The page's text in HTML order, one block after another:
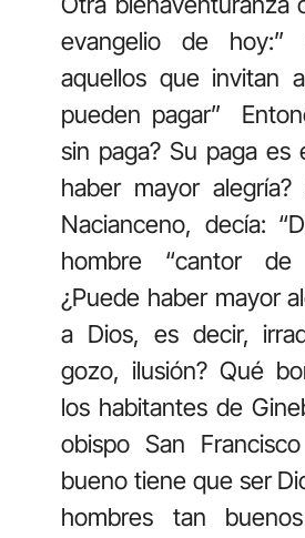
evangelio de hoy:”
aquellos que invitan
pueden pagar”
sin paga? Su paga es
haber mayor
Nacianceno, decía:
hombre “cantor de
¿Puede haber mayor
a Dios, es decir,
gozo, ilusión? Qué
los habitantes de
obispo San
bueno tiene que ser
hombres tan